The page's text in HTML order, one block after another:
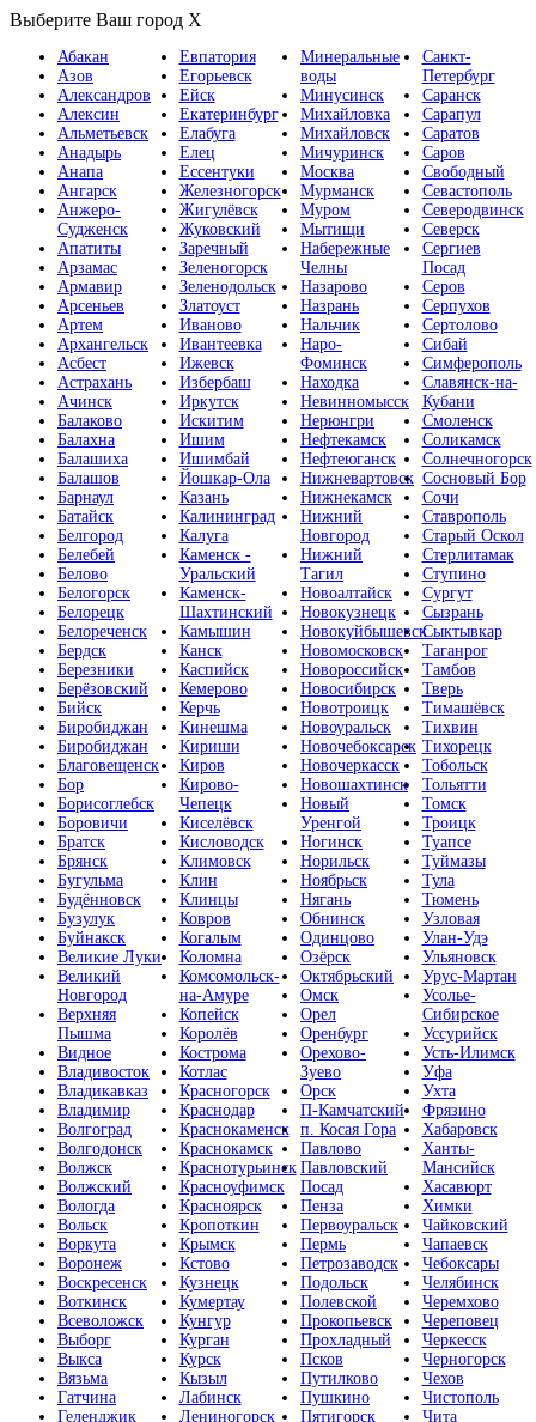
Выберите Ваш город X
Абакан
Азов
Александров
Алексин
Альметьевск
Анадырь
Анапа
Ангарск
Анжеро-
Судженск
Апатиты
Арзамас
Армавир
Арсеньев
Артем
Архангельск
Асбест
Астрахань
Ачинск
Балаково
Балахна
Балашиха
Балашов
Барнаул
Батайск
Белгород
Белебей
Белово
Белогорск
Белорецк
Белореченск
Бердск
Березники
Берёзовский
Бийск
Биробиджан
Биробиджан
Благовещенск
Бор
Борисоглебск
Боровичи
Братск
Брянск
Бугульма
Будённовск
Бузулук
Буйнакск
Великие Луки
Великий
Новгород
Верхняя
Пышма
Видное
Владивосток
Владикавказ
Владимир
Волгоград
Волгодонск
Волжск
Волжский
Вологда
Вольск
Воркута
Воронеж
Воскресенск
Воткинск
Всеволожск
Выборг
Выкса
Вязьма
Гатчина
Геленджик
Евпатория
Егорьевск
Ейск
Екатеринбург
Елабуга
Елец
Ессентуки
Железногорск
Жигулёвск
Жуковский
Заречный
Зеленогорск
Зеленодольск
Златоуст
Иваново
Ивантеевка
Ижевск
Избербаш
Иркутск
Искитим
Ишим
Ишимбай
Йошкар-Ола
Казань
Калининград
Калуга
Каменск -
Уральский
Каменск-
Шахтинский
Камышин
Канск
Каспийск
Кемерово
Керчь
Кинешма
Кириши
Киров
Кирово-
Чепецк
Киселёвск
Кисловодск
Климовск
Клин
Клинцы
Ковров
Когалым
Коломна
Комсомольск-
на-Амуре
Копейск
Королёв
Кострома
Котлас
Красногорск
Краснодар
Краснокаменск
Краснокамск
Краснотурьинск
Красноуфимск
Красноярск
Кропоткин
Крымск
Кстово
Кузнецк
Кумертау
Кунгур
Курган
Курск
Кызыл
Лабинск
Лениногорск
Минеральные
воды
Минусинск
Михайловка
Михайловск
Мичуринск
Москва
Мурманск
Муром
Мытищи
Набережные
Челны
Назарово
Назрань
Нальчик
Наро-
Фоминск
Находка
Невинномысск
Нерюнгри
Нефтекамск
Нефтеюганск
Нижневартовск
Нижнекамск
Нижний
Новгород
Нижний
Тагил
Новоалтайск
Новокузнецк
Новокуйбышевск
Новомосковск
Новороссийск
Новосибирск
Новотроицк
Новоуральск
Новочебоксарск
Новочеркасск
Новошахтинск
Новый
Уренгой
Ногинск
Норильск
Ноябрьск
Нягань
Обнинск
Одинцово
Озёрск
Октябрьский
Омск
Орел
Оренбург
Орехово-
Зуево
Орск
П-Камчатский
п. Косая Гора
Павлово
Павловский
Посад
Пенза
Первоуральск
Пермь
Петрозаводск
Подольск
Полевской
Прокопьевск
Прохладный
Псков
Путилково
Пушкино
Пятигорск
Санкт-
Петербург
Саранск
Сарапул
Саратов
Саров
Свободный
Севастополь
Северодвинск
Северск
Сергиев
Посад
Серов
Серпухов
Сертолово
Сибай
Симферополь
Славянск-на-
Кубани
Смоленск
Соликамск
Солнечногорск
Сосновый Бор
Сочи
Ставрополь
Старый Оскол
Стерлитамак
Ступино
Сургут
Сызрань
Сыктывкар
Таганрог
Тамбов
Тверь
Тимашёвск
Тихвин
Тихорецк
Тобольск
Тольятти
Томск
Троицк
Туапсе
Туймазы
Тула
Тюмень
Узловая
Улан-Удэ
Ульяновск
Урус-Мартан
Усолье-
Сибирское
Уссурийск
Усть-Илимск
Уфа
Ухта
Фрязино
Хабаровск
Ханты-
Мансийск
Хасавюрт
Химки
Чайковский
Чапаевск
Чебоксары
Челябинск
Черемхово
Череповец
Черкесск
Черногорск
Чехов
Чистополь
Чита